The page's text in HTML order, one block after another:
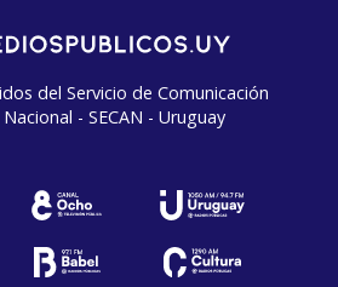
del Servicio de Comunicación
- SECAN - Uruguay